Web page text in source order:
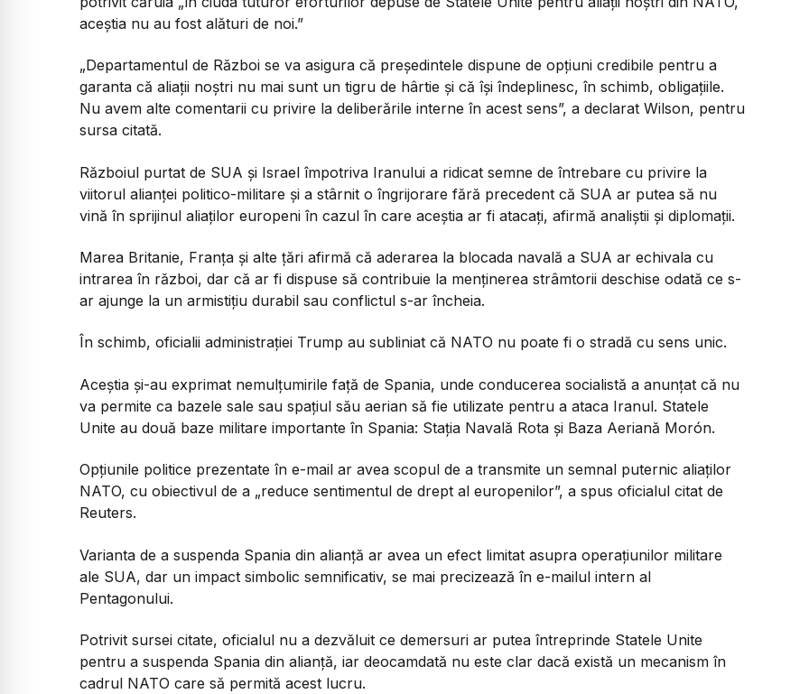
aceștia nu au fost alături de noi.”
„Departamentul de Război se va asigura că președintele dispune de opțiuni credibile pentru a
garanta că aliații noștri nu mai sunt un tigru de hârtie și că își îndeplinesc, în schimb, obligațiile.
Nu avem alte comentarii cu privire la deliberările interne în acest sens”, a declarat Wilson, pentru
sursa citată.
Războiul purtat de SUA și Israel împotriva Iranului a ridicat semne de întrebare cu privire la
viitorul alianței politico-militare și a stârnit o îngrijorare fără precedent că SUA ar putea să nu
vină în sprijinul aliaților europeni în cazul în care aceștia ar fi atacați, afirmă analiștii și diplomații.
Marea Britanie, Franța și alte țări afirmă că aderarea la blocada navală a SUA ar echivala cu
intrarea în război, dar că ar fi dispuse să contribuie la menținerea strâmtorii deschise odată ce s-
ar ajunge la un armistițiu durabil sau conflictul s-ar încheia.
În schimb, oficialii administrației Trump au subliniat că NATO nu poate fi o stradă cu sens unic.
Aceștia și-au exprimat nemulțumirile față de Spania, unde conducerea socialistă a anunțat că nu
va permite ca bazele sale sau spațiul său aerian să fie utilizate pentru a ataca Iranul. Statele
Unite au două baze militare importante în Spania: Stația Navală Rota și Baza Aeriană Morón.
Opțiunile politice prezentate în e-mail ar avea scopul de a transmite un semnal puternic aliaților
NATO, cu obiectivul de a „reduce sentimentul de drept al europenilor”, a spus oficialul citat de
Reuters.
Varianta de a suspenda Spania din alianță ar avea un efect limitat asupra operațiunilor militare
ale SUA, dar un impact simbolic semnificativ, se mai precizează în e-mailul intern al
Pentagonului.
Potrivit sursei citate, oficialul nu a dezvăluit ce demersuri ar putea întreprinde Statele Unite
pentru a suspenda Spania din alianță, iar deocamdată nu este clar dacă există un mecanism în
cadrul NATO care să permită acest lucru.